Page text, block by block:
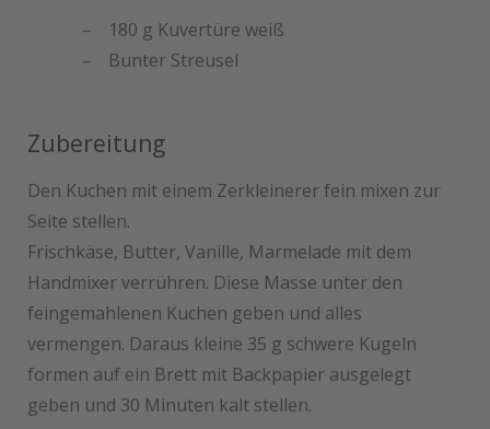
180 g Kuvertüre weiß
Bunter Streusel
Zubereitung
Den Kuchen mit einem Zerkleinerer fein mixen zur
Seite stellen.
Frischkäse, Butter, Vanille, Marmelade mit dem
Handmixer verrühren. Diese Masse unter den
feingemahlenen Kuchen geben und alles
vermengen. Daraus kleine 35 g schwere Kugeln
formen auf ein Brett mit Backpapier ausgelegt
geben und 30 Minuten kalt stellen.